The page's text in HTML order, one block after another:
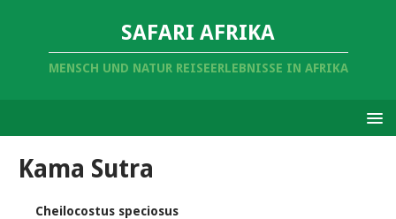
SAFARI AFRIKA
MENSCH UND NATUR REISEERLEBNISSE IN AFRIKA
Kama Sutra
Cheilocostus speciosus